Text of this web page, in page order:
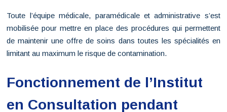
Toute l’équipe médicale, paramédicale et administrative s’est
mobilisée pour mettre en place des procédures qui permettent
de maintenir une offre de soins dans toutes les spécialités en
limitant au maximum le risque de contamination.
Fonctionnement de l’Institut
en Consultation pendant